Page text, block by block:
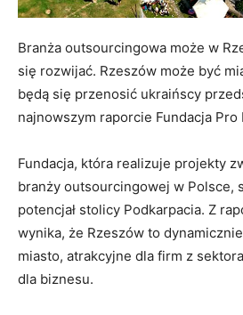
Branża outsourcingowa może w
się rozwijać. Rzeszów może być
będą się przenosić ukraińscy
najnowszym raporcie Fundacja Pro
Fundacja, która realizuje projekty
branży outsourcingowej w Polsce,
potencjał stolicy Podkarpacia. Z
wynika, że Rzeszów to
miasto, atrakcyjne dla firm z
dla biznesu.